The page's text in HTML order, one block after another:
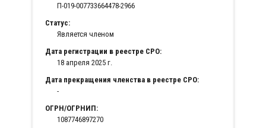
П-019-007733664478-2966
Статус:
Является членом
Дата регистрации в реестре СРО:
18 апреля 2025 г.
Дата прекращения членства в реестре СРО:
-
ОГРН/ОГРНИП:
1087746897270